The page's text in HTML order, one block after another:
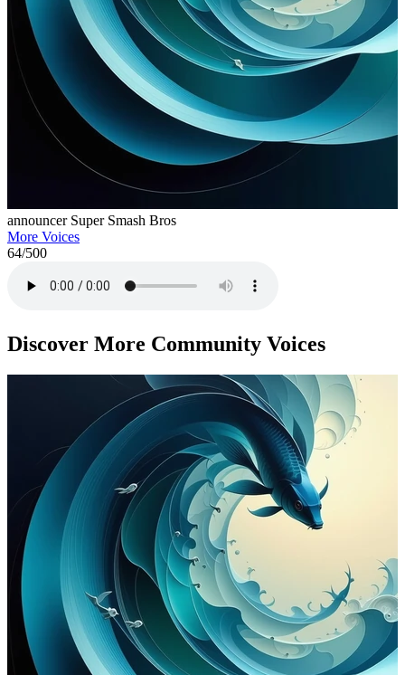
announcer Super Smash Bros
More Voices
64/500
Discover More Community Voices